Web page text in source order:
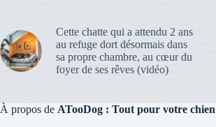
Cette chatte qui a attendu 2 ans
au refuge dort désormais dans
sa propre chambre, au cœur du
foyer de ses rêves (vidéo)
À propos de ATooDog : Tout pour votre chien